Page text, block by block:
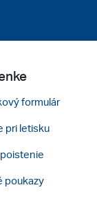
formulár
pri letisku
poukazy